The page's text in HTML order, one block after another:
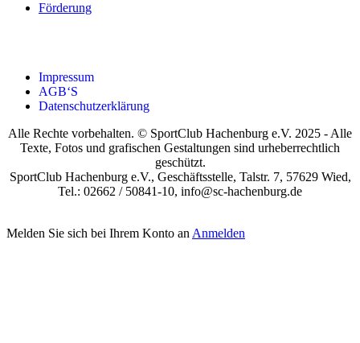
För­de­rung
Impres­sum
AGB‘S
Daten­schutz­er­klä­rung
Alle Rechte vorbehalten. © SportClub Hachenburg e.V. 2025 - Alle
Texte, Fotos und grafischen Gestaltungen sind urheberrechtlich
geschützt.
SportClub Hachenburg e.V., Geschäftsstelle, Talstr. 7, 57629 Wied,
Tel.: 02662 / 50841-10, info@sc-hachenburg.de
Melden Sie sich bei Ihrem Konto an Anmelden